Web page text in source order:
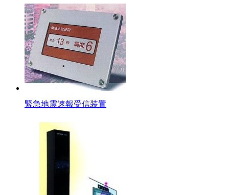
緊急地震速報受信装置